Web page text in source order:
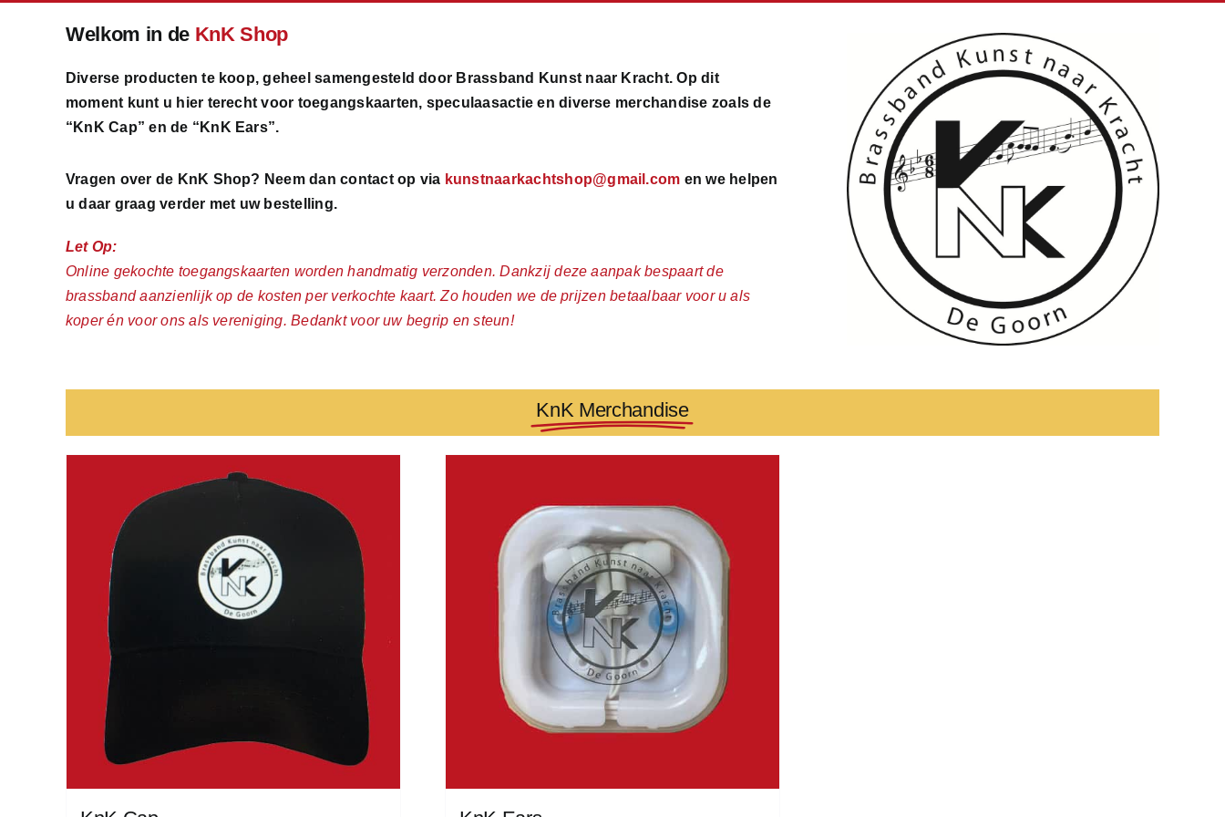
Welkom in de KnK Shop
Diverse producten te koop, geheel samengesteld door Brassband Kunst naar Kracht. Op dit
moment kunt u hier terecht voor toegangskaarten, speculaasactie en diverse merchandise zoals de
“KnK Cap” en de “KnK Ears”.
Vragen over de KnK Shop? Neem dan contact op via kunstnaarkachtshop@gmail.com en we helpen
u daar graag verder met uw bestelling.
Let Op:
Online gekochte toegangskaarten worden handmatig verzonden. Dankzij deze aanpak bespaart de
brassband aanzienlijk op de kosten per verkochte kaart. Zo houden we de prijzen betaalbaar voor u als
koper én voor ons als vereniging. Bedankt voor uw begrip en steun!
KnK Merchandise